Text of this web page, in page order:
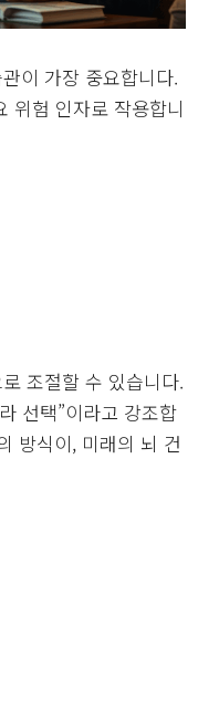
이 가장 중요합니다.
위험 인자로 작용합니
조절할 수 있습니다.
선택”이라고 강조합
방식이, 미래의 뇌 건